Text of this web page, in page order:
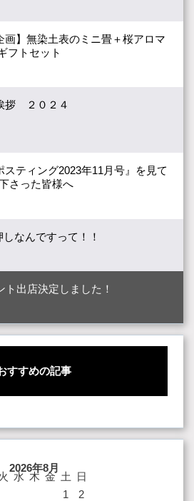
画】無染土表のミニ畳＋桜アロマ
フトセット
拶 ２０２４
スティング2023年11月号』を見て
さった皆様へ
なんですって！！
ト出店決定しました！
すすめの記事
2026年8月
水 木 金 土
日
1
2